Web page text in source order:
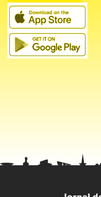
No sábado, haverá uma
Campeonato Brasileiro
por Luiz Lima. Essa será
nacional, que terá um